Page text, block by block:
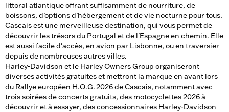
littoral atlantique offrant suffisamment de nourriture, de
boissons, d’options d’hébergement et de vie nocturne pour tous.
Cascais est une merveilleuse destination, qui vous permet de
découvrir les trésors du Portugal et de l'Espagne en chemin. Elle
est aussi facile d'accès, en avion par Lisbonne, ou en traversier
depuis de nombreuses autres villes.
Harley-Davidson et le Harley Owners Group organiseront
diverses activités gratuites et mettront la marque en avant lors
du Rallye européen H.O.G. 2026 de Cascais, notamment avec
trois soirées de concerts gratuits, des motocyclettes 2026 à
découvrir et à essayer, des concessionnaires Harley-Davidson